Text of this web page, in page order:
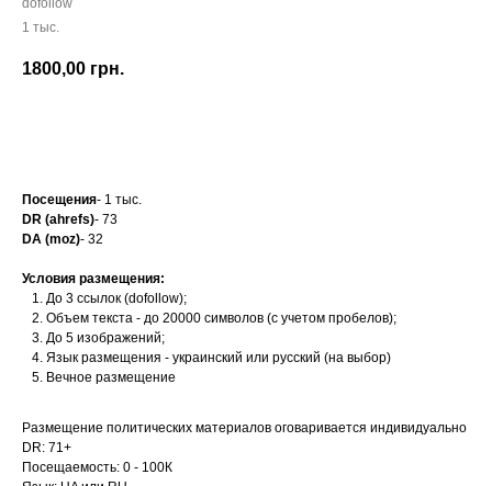
dofollow
1 тыс.
1800,00 грн.
Посещения- 1 тыс.
DR (ahrefs)- 73
DA (moz)- 32
Условия размещения:
До 3 ссылок (dofollow);
Объем текста - до 20000 символов (с учетом пробелов);
До 5 изображений;
Язык размещения - украинский или русский (на выбор)
Вечное размещение
Размещение политических материалов оговаривается индивидуально
DR: 71+
Посещаемость: 0 - 100К